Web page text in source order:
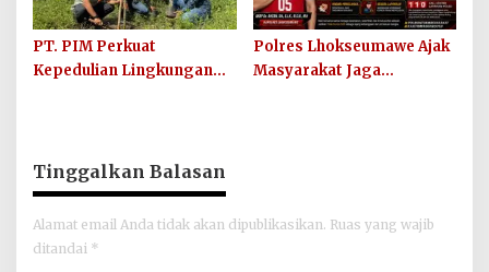
PT. PIM Perkuat
Kepedulian Lingkungan
Polres Lhokseumawe Ajak
Masyarakat Jaga
Tinggalkan Balasan
Alamat email Anda tidak akan dipublikasikan. Ruas yang wajib
ditandai *